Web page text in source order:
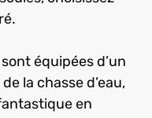
équipées d’un
la chasse d’eau,
en